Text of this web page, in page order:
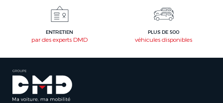
ENTRETIEN
par des experts DMD
PLUS DE 500
véhicules disponibles